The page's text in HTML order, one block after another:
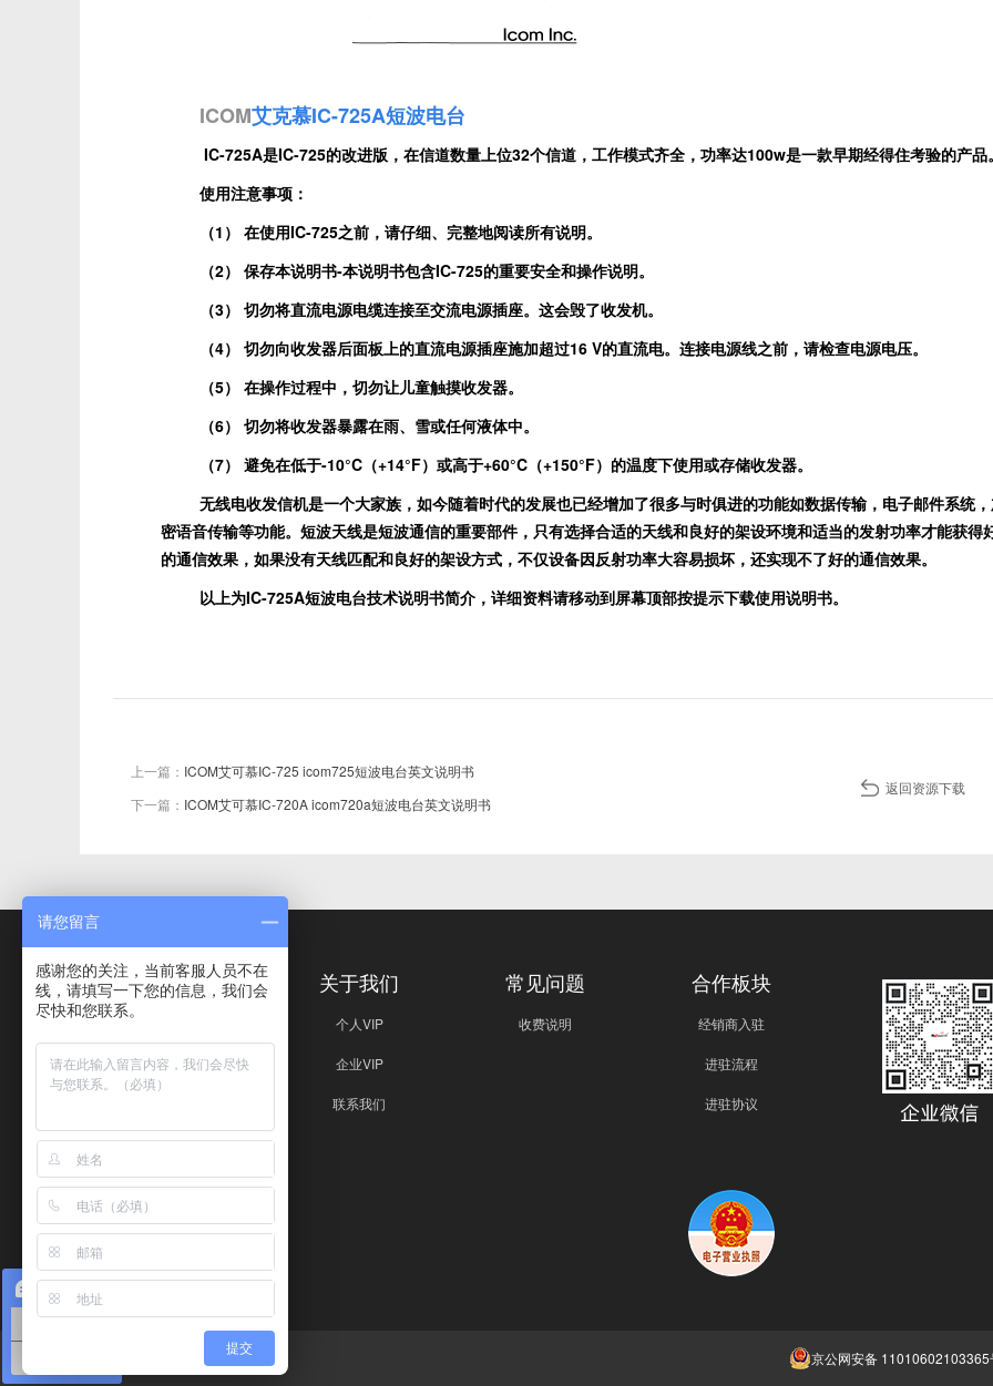
ICOM艾克慕IC-725A短波电台
IC-725A是IC-725的改进版，在信道数量上位32个信道，工作模式齐全，功率达100w是一款早期经得住考验的产品
使用注意事项：
（1 ） 在使用IC-725之前，请仔细、完整地阅读所有说明。
（2） 保存本说明书-本说明书包含IC-725的重要安全和操作说明。
（3） 切勿将直流电源电缆连接至交流电源插座。这会毁了收发机。
（4） 切勿向收发器后面板上的直流电源插座施加超过16 V的直流电。连接电源线之前，请检查电源电压。
（5） 在操作过程中，切勿让儿童触摸收发器。
（6） 切勿将收发器暴露在雨、雪或任何液体中。
（7） 避免在低于-10°C（+14°F）或高于+60°C（+150°F）的温度下使用或存储收发器。
无线电收发信机是一个大家族，如今随着时代的发展也已经增加了很多与时俱进的功能如数据传输，电子邮件系统
密语音传输等功能。短波天线是短波通信的重要部件，只有选择合适的天线和良好的架设环境和适当的发射功率才能获得
的通信效果，如果没有天线匹配和良好的架设方式，不仅设备因反射功率大容易损坏，还实现不了好的通信效果。
以上为IC-725A短波电台技术说明书简介，详细资料请移动到屏幕顶部按提示下载使用说明书。
上一篇： ICOM艾可慕IC-725 icom725短波电台英文说明书
下一篇： ICOM艾可慕IC-720A icom720a短波电台英文说明书
返回资源下载
免责声明 关于我们
个人VIP
企业VIP
联系我们
常见问题
收费说明
合作板块
经销商入驻
进驻流程
进驻协议
版权所有：对讲机资源云 京公网安备 11010602103365
在线咨询
请您留言
感谢您的关注，当前客服人员不在
线，请填写一下您的信息，我们会
尽快和您联系。
提交